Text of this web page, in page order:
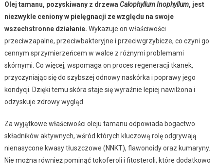
Olej tamanu, pozyskiwany z drzewa Calophyllum Inophyllum, jest
niezwykle ceniony w pielęgnacji ze względu na swoje
wszechstronne działanie. Wykazuje on właściwości
przeciwzapalne, przeciwbakteryjne i przeciwgrzybicze, co czyni go
cennym sprzymierzeńcem w walce z różnymi problemami
skórnymi. Co więcej, wspomaga on proces regeneracji tkanek,
przyczyniając się do szybszej odnowy naskórka i poprawy jego
kondycji. Dzięki temu skóra staje się wyraźnie lepiej nawilżona i
odzyskuje zdrowy wygląd.
Za wyjątkowe właściwości oleju tamanu odpowiada bogactwo
składników aktywnych, wśród których kluczową rolę odgrywają
nienasycone kwasy tłuszczowe (NNKT), flawonoidy oraz kumaryny.
Nie można również pominąć tokoferoli i fitosteroli, które dodatkowo